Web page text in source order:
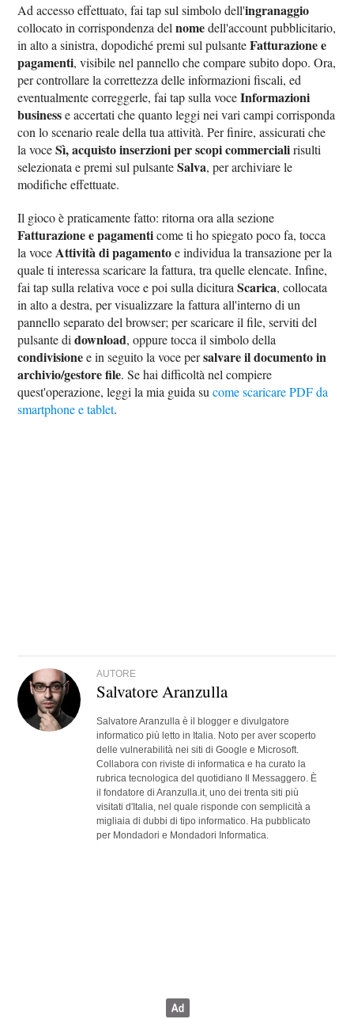
Ad accesso effettuato, fai tap sul simbolo dell'ingranaggio
collocato in corrispondenza delnomedell'account pubblicitario,
in alto a sinistra, dopodiché premi sul pulsanteFatturazione e
pagamenti, visibile nel pannello che compare subito dopo. Ora,
per controllare la correttezza delle informazioni fiscali, ed
eventualmente correggerle, fai tap sulla voceInformazioni
businesse accertati che quanto leggi nei vari campi corrisponda
con lo scenario reale della tua attività. Per finire, assicurati che
la voceSì, acquisto inserzioni per scopi commercialirisulti
selezionata e premi sul pulsanteSalva, per archiviare le
modifiche effettuate.
Il gioco è praticamente fatto: ritorna ora alla sezione
Fatturazione e pagamenticome ti ho spiegato poco fa, tocca
la voceAttività di pagamentoe individua la transazione per la
quale ti interessa scaricare la fattura, tra quelle elencate. Infine,
fai tap sulla relativa voce e poi sulla dicituraScarica, collocata
in alto a destra, per visualizzare la fattura all'interno di un
pannello separato del browser; per scaricare il file, serviti del
pulsante didownload, oppure tocca il simbolo della
condivisionee in seguito la voce persalvare il documento in
archivio/gestore file. Se hai difficoltà nel compiere
quest'operazione, leggi la mia guida sucome scaricare PDF da
smartphone e tablet.
AUTORE
Salvatore Aranzulla
Salvatore Aranzulla è il blogger e divulgatore
informatico più letto in Italia. Noto per aver scoperto
delle vulnerabilità nei siti di Google e Microsoft.
Collabora con riviste di informatica e ha curato la
rubrica tecnologica del quotidiano Il Messaggero. È
il fondatore di Aranzulla.it, uno dei trenta siti più
visitati d'Italia, nel quale risponde con semplicità a
migliaia di dubbi di tipo informatico. Ha pubblicato
per Mondadori e Mondadori Informatica.